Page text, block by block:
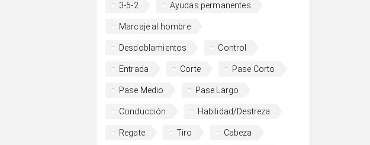
3-5-2 Ayudas permanentes
Marcaje al hombre
Desdoblamientos Control
Entrada Corte Pase Corto
Pase Medio Pase Largo
Conducción Habilidad/Destreza
Regate Tiro Cabeza